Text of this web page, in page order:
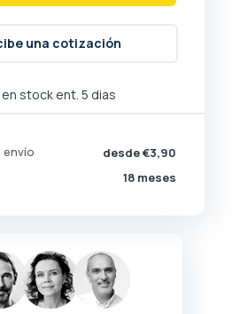
stock ent. 5 dias
envío
desde €3,90
18 meses
una cotización